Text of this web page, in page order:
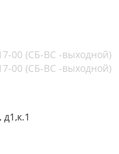
00 (СБ-ВС -выходной)
00 (СБ-ВС -выходной)